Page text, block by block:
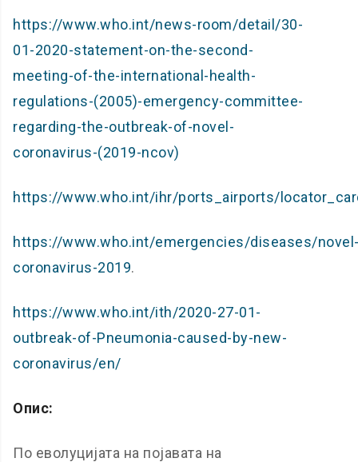
https://www.who.int/news-room/detail/30-
01-2020-statement-on-the-second-
meeting-of-the-international-health-
regulations-(2005)-emergency-committee-
regarding-the-outbreak-of-novel-
coronavirus-(2019-ncov)
https://www.who.int/ihr/ports_airports/
https://www.who.int/emergencies/diseases/
coronavirus-2019.
https://www.who.int/ith/2020-27-01-
outbreak-of-Pneumonia-caused-by-new-
coronavirus/en/
Опис:
По еволуцијата на појавата на